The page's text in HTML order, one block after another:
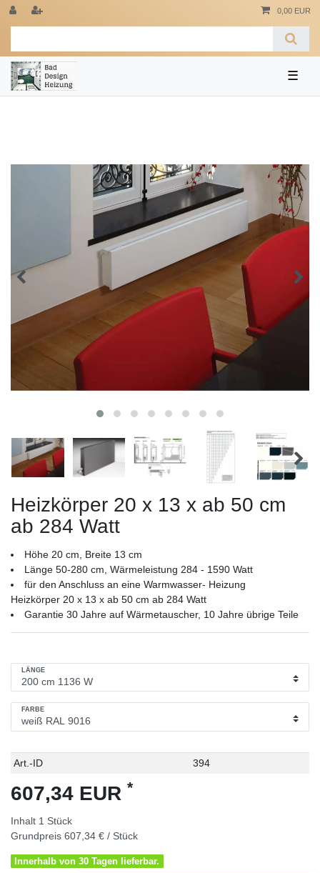
0,00 EUR
☰
Heizkörper 20 x 13 x ab 50 cm
ab 284 Watt
Höhe 20 cm, Breite 13 cm
Länge 50-280 cm, Wärmeleistung 284 - 1590 Watt
für den Anschluss an eine Warmwasser- Heizung
Heizkörper 20 x 13 x ab 50 cm ab 284 Watt
Garantie 30 Jahre auf Wärmetauscher, 10 Jahre übrige Teile
LÄNGE
FARBE
Technisches
Wert
Art.-ID 394
607,34 EUR *
Inhalt 1 Stück
Grundpreis 607,34 € / Stück
Innerhalb von 30 Tagen lieferbar.